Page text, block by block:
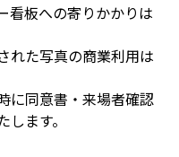
看板への寄りかかりは
れた写真の商業利用は
に同意書・来場者確認
ます。